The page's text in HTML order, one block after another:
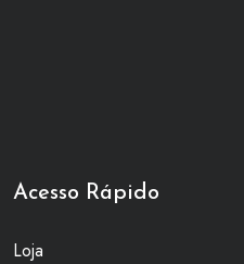
Acesso Rápido
Loja